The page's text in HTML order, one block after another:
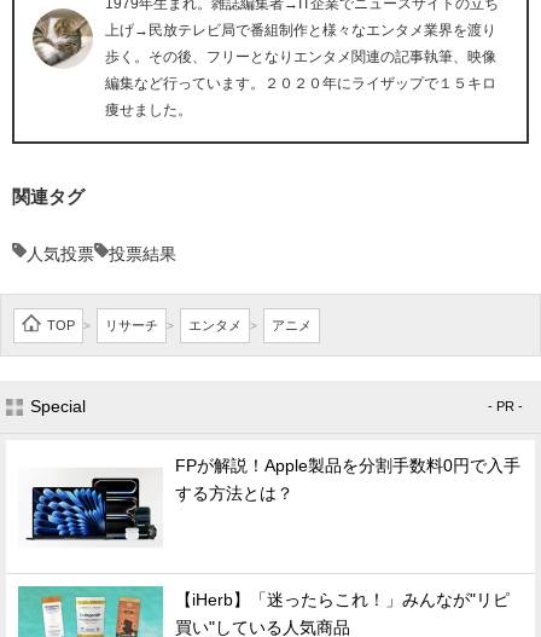
1979年生まれ。雑誌編集者→IT企業でニュースサイトの立ち
上げ→民放テレビ局で番組制作と様々なエンタメ業界を渡り
歩く。その後、フリーとなりエンタメ関連の記事執筆、映像
編集など行っています。２０２０年にライザップで１５キロ
痩せました。
関連タグ
人気投票 投票結果
TOP > リサーチ > エンタメ > アニメ
Special - PR -
FPが解説！Apple製品を分割手数料0円で入手
する方法とは？
【iHerb】「迷ったらこれ！」みんなが"リピ
買い"している人気商品